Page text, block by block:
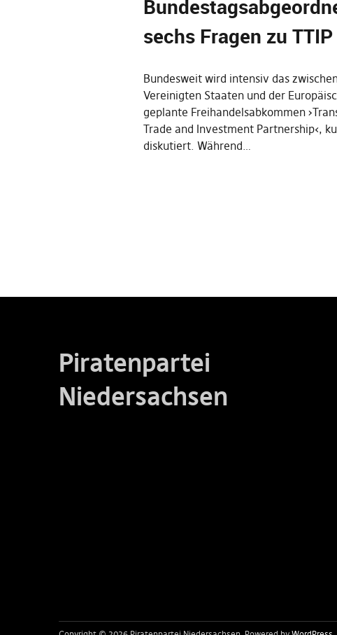
sechs Fragen zu TTIP
Bundesweit wird intensiv das
Vereinigten Staaten und der
geplante Freihandelsabkommen
Trade and Investment Partnership‹,
diskutiert. Während…
Piratenpartei
Niedersachsen